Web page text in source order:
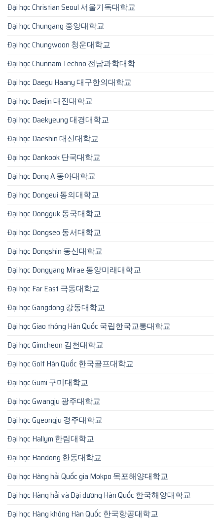
Đại học Christian Seoul 서울기독대학교
Đại học Chungang 중앙대학교
Đại học Chungwoon 청운대학교
Đại học Chunnam Techno 전남과학대학
Đại học Daegu Haany 대구한의대학교
Đại học Daejin 대진대학교
Đại học Daekyeung 대경대학교
Đại học Daeshin 대신대학교
Đại học Dankook 단국대학교
Đại học Dong A 동아대학교
Đại học Dongeui 동의대학교
Đại học Dongguk 동국대학교
Đại học Dongseo 동서대학교
Đại học Dongshin 동신대학교
Đại học Dongyang Mirae 동양미래대학교
Đại học Far East 극동대학교
Đại học Gangdong 강동대학교
Đại học Giao thông Hàn Quốc 국립한국교통대학교
Đại học Gimcheon 김천대학교
Đại học Golf Hàn Quốc 한국골프대학교
Đại học Gumi 구미대학교
Đại học Gwangju 광주대학교
Đại học Gyeongju 경주대학교
Đại học Hallym 한림대학교
Đại học Handong 한동대학교
Đại học Hàng hải Quốc gia Mokpo 목포해양대학교
Đại học Hàng hải và Đại dương Hàn Quốc 한국해양대학교
Đại học Hàng không Hàn Quốc 한국항공대학교